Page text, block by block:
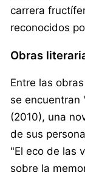
carrera
reconocidos
Obras
Entre las
se encuentran
(2010), una
de sus
"El eco de las
sobre la